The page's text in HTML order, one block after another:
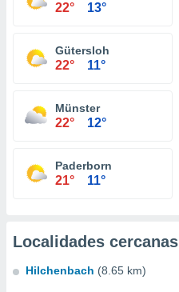
22° 13°
Gütersloh
22° 11°
Münster
22° 12°
Paderborn
21° 11°
Localidades cercanas
Hilchenbach (8.65 km)